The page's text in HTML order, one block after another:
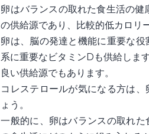
卵はバランスの取れた食生活の
の供給源であり、比較的低カロリ
卵は、脳の発達と機能に重要な
系に重要なビタミンDも供給しま
良い供給源でもあります。
コレステロールが気になる方は
ょう。
一般的に、卵はバランスの取れ